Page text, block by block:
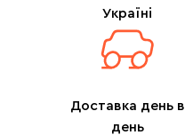
Україні
Доставка день в
день